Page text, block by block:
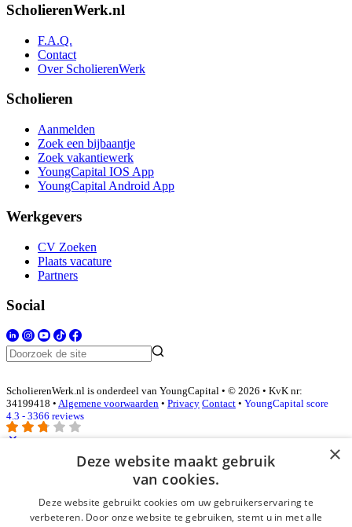
ScholierenWerk.nl
F.A.Q.
Contact
Over ScholierenWerk
Scholieren
Aanmelden
Zoek een bijbaantje
Zoek vakantiewerk
YoungCapital IOS App
YoungCapital Android App
Werkgevers
CV Zoeken
Plaats vacature
Partners
Social
ScholierenWerk.nl is onderdeel van YoungCapital • © 2026 • KvK nr:
34199418 • Algemene voorwaarden • Privacy Contact • YoungCapital score
4.3 - 3366 reviews
Inloggen als bedrijf
E-mail*
×
Deze website maakt gebruik
van cookies.
Deze website gebruikt cookies om uw gebruikerservaring te
verbeteren. Door onze website te gebruiken, stemt u in met alle